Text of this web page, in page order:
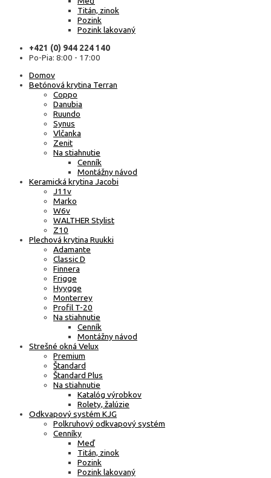
Titán, zinok
Pozink
Pozink lakovaný
+421 (0) 944 224 140
Po-Pia: 8:00 - 17:00
Domov
Betónová krytina Terran
Coppo
Danubia
Ruundo
Synus
Vlčanka
Zenit
Na stiahnutie
Cenník
Montážny návod
Keramická krytina Jacobi
J11v
Marko
W6v
WALTHER Stylist
Z10
Plechová krytina Ruukki
Adamante
Classic D
Finnera
Frigge
Hyygge
Monterrey
Profil T-20
Na stiahnutie
Cenník
Montážny návod
Strešné okná Velux
Premium
Štandard
Štandard Plus
Na stiahnutie
Katalóg výrobkov
Rolety, žalúzie
Odkvapový systém KJG
Polkruhový odkvapový systém
Cenníky
Meď
Titán, zinok
Pozink
Pozink lakovaný